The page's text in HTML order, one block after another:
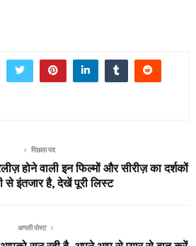
पिछला पद
होने वाली इन फिल्मों और सीरीज़ का दर्शकों
से इंतजार है, देखें पूरी लिस्ट
अगली पोस्ट